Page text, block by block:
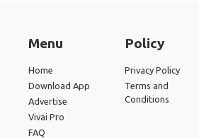
Menu
Home
Download App
Advertise
Vivai Pro
FAQ
Policy
Privacy Policy
Terms and
Conditions